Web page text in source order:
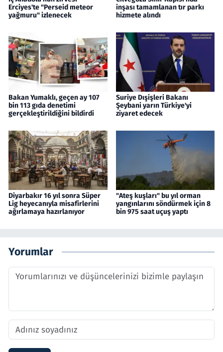
Erciyes'te "Perseid meteor
yağmuru" izlenecek
inşası tamamlanan tır parkı
hizmete alındı
Bakan Yumaklı, geçen ay 107
bin 113 gıda denetimi
gerçekleştirildiğini bildirdi
Suriye Dışişleri Bakanı
Şeybani yarın Türkiye'yi
ziyaret edecek
Diyarbakır 16 yıl sonra Süper
Lig heyecanıyla misafirlerini
ağırlamaya hazırlanıyor
"Ateş kuşları" bu yıl orman
yangınlarını söndürmek için 8
bin 975 saat uçuş yaptı
Yorumlar